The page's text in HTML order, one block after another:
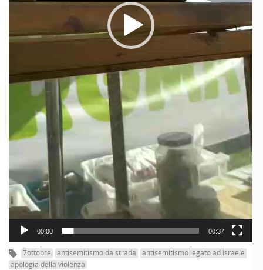
00:00 00:37
7ottobre antisemitismo da strada
antisemitismo legato ad Israele
apologia della violenza